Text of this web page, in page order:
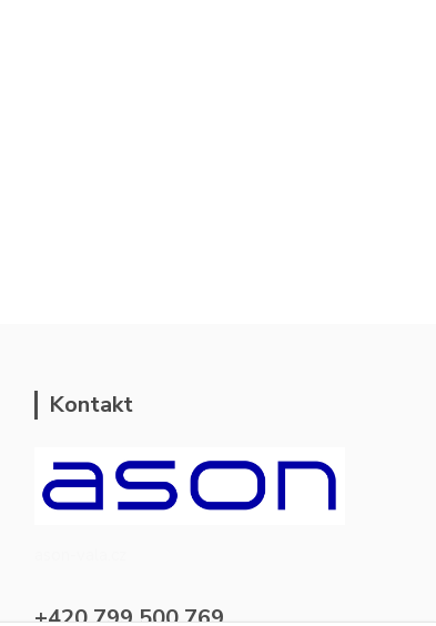
Kontakt
+420 799 500 769